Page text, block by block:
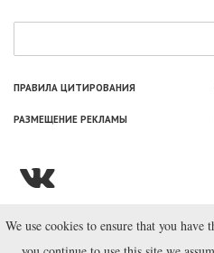
ПРАВИЛА ЦИТИРОВАНИЯ
РАЗМЕЩЕНИЕ РЕКЛАМЫ
© ООО «Лаборатория
We use cookies to ensure that you